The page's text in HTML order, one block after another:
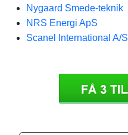
Nygaard Smede-teknik
NRS Energi ApS
Scanel International A/S